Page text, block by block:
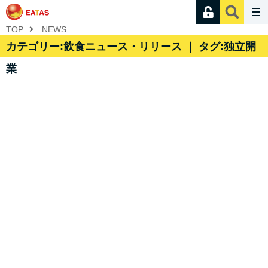
TOP NEWS
カテゴリー:飲食ニュース・リリース ｜ タグ:独立開
業